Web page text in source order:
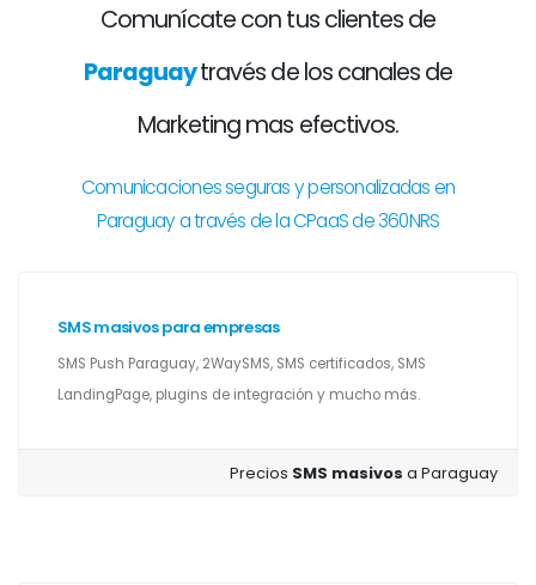
Comunícate con tus clientes de
Paraguaytravés de los canales de
Marketing mas efectivos.
Comunicaciones seguras y personalizadas en
Paraguay a través de la CPaaS de 360NRS
SMS masivos para empresas
SMS Push Paraguay, 2WaySMS, SMS certificados, SMS
LandingPage, plugins de integración y mucho más.
Precios SMS masivosa Paraguay